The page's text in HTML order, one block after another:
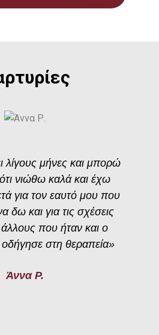
λίγους μήνες και μπορώ
νιώθω καλά και έχω
για τον εαυτό μου που
δω και για τις σχέσεις
που ήταν και ο
στη θεραπεία»
Άννα Ρ.